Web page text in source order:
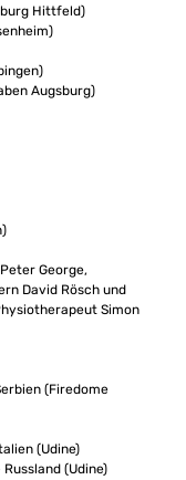
Hittfeld)
Augsburg)
George,
David Rösch und
Simon
(Firedome
(Udine)
(Udine)